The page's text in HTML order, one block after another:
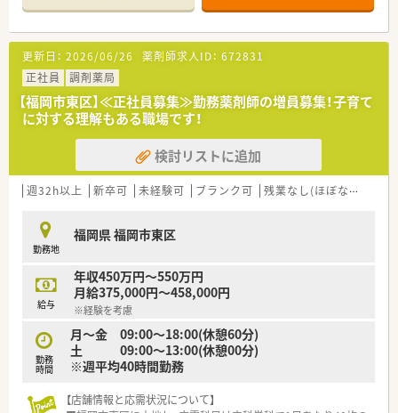
【募集背景と求める人物像について】
■今回は欠員補充のための募集であり、即戦力としてご活躍いた
だける薬剤師の方を求めています。
■超高齢社会で必要不可欠な在宅医療に意欲的に取り組める方
を特に歓迎いたします。
■多様な働き方を希望する方や、キャリアアップを目指したい方
も大歓迎です。
【こんな取り組みをしています】
■2021年12月に東京証券取引所グロース市場へ新規上場し、成
長を続けています。
■自社開発の在宅業務専用システムを導入し、現場の薬剤師の意
積極的に実施しています。
【やりがい/おすすめポイント】
■在宅業務専用システムの導入により、薬剤師は本来業務に集中
できます。
■女性の育休取得率100%であり、男性の育休取得実績も多数あ
ります。
■転居を伴う異動が基本的にはなく、安心して長期的にご勤務い
ただけます。
更新日： 2026/06/26 薬剤師求人ID： 672831
正社員
調剤薬局
【福岡市東区】≪正社員募集≫勤務薬剤師の増員募集！子育て
に対する理解もある職場です！
検討リストに追加
週32h以上 新卒可 未経験可 ブランク可 残業なし(ほぼなし含む)
勤務地
福岡県 福岡市東区
給与
年収450万円～550万円
月給375,000円～458,000円
※経験を考慮
勤務
時間
月～金 09:00～18:00(休憩60分)
土 09:00～13:00(休憩00分)
※週平均40時間勤務
【店舗情報と応需状況について】